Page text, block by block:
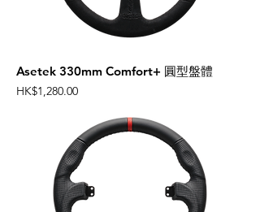
Asetek 330mm Comfort+ 圓型盤體
Price
HK$1,280.00